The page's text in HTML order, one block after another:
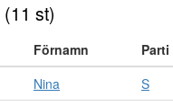
(11 st)
Förnamn Parti
Nina S